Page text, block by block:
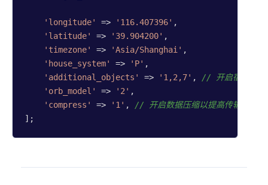
'longitude' => '116.407396' ,
'latitude'
=> '39.904200' ,
'timezone'
=> 'Asia/Shanghai' ,
'house_system'
=> 'P' ,
'additional_objects'
=> '1,2,7' , // 开启宿命点、
'orb_model'
=> '2' ,
'compress'
=> '1' , // 开启数据压缩以提高传输速度
];